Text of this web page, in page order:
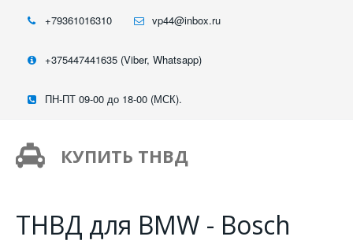
+79361016310 vp44@inbox.ru
+375447441635 (Viber, Whatsapp)
ПН-ПТ 09-00 до 18-00 (МСК).
КУПИТЬ ТНВД
ТНВД для BMW - Bosch